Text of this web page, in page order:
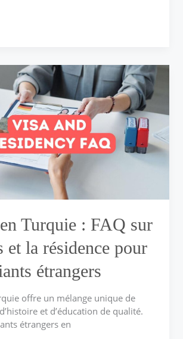
Turquie : FAQ sur
et la résidence pour
étrangers
offre un mélange unique de
et d’éducation de qualité.
étrangers en